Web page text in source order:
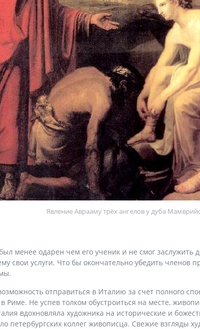
Явление Аврааму трёх ангелов у дуба
менее одарен чем его ученик и не смог
свои услуги. Что бы окончательно убедить членов
отправиться в Италию за счет полного
Не успев толком обустроиться на месте,
вдохновляла художника на исторические и
петербургских коллег живописца. Свежие взгляды